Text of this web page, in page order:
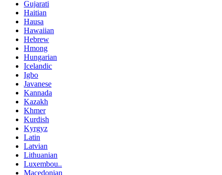
Gujarati
Haitian
Hausa
Hawaiian
Hebrew
Hmong
Hungarian
Icelandic
Igbo
Javanese
Kannada
Kazakh
Khmer
Kurdish
Kyrgyz
Latin
Latvian
Lithuanian
Luxembou..
Macedonian